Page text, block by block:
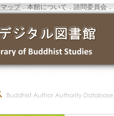
ップ．本館について ．諮問委員会 ．